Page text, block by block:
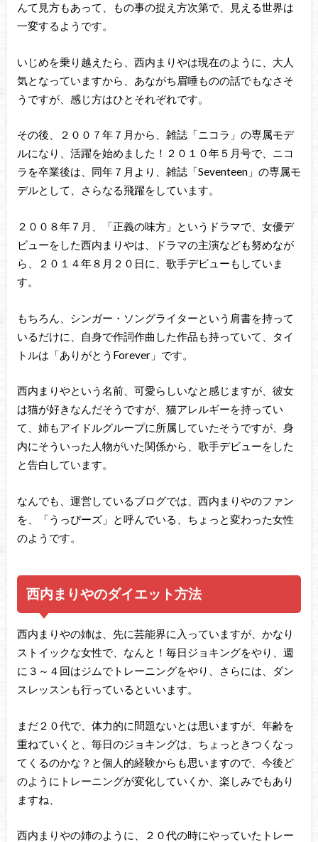
んて見方もあって、もの事の捉え方次第で、見える世界は
一変するようです。
いじめを乗り越えたら、西内まりやは現在のように、大人
気となっていますから、あながち眉唾ものの話でもなさそ
うですが、感じ方はひとそれぞれです。
その後、２００７年７月から、雑誌「ニコラ」の専属モデ
ルになり、活躍を始めました！２０１０年５月号で、ニコ
ラを卒業後は、同年７月より、雑誌「Seventeen」の専属モ
デルとして、さらなる飛躍をしています。
２００８年７月、「正義の味方」というドラマで、女優デ
ビューをした西内まりやは、ドラマの主演なども努めなが
ら、２０１４年８月２０日に、歌手デビューもしていま
す。
もちろん、シンガー・ソングライターという肩書を持って
いるだけに、自身で作詞作曲した作品も持っていて、タイ
トルは「ありがとうForever」です。
西内まりやという名前、可愛らしいなと感じますが、彼女
は猫が好きなんだそうですが、猫アレルギーを持ってい
て、姉もアイドルグループに所属していたそうですが、身
内にそういった人物がいた関係から、歌手デビューをした
と告白しています。
なんでも、運営しているブログでは、西内まりやのファン
を、「うっぴーズ」と呼んでいる、ちょっと変わった女性
のようです。
西内まりやのダイエット方法
西内まりやの姉は、先に芸能界に入っていますが、かなり
ストイックな女性で、なんと！毎日ジョキングをやり、週
に３～４回はジムでトレーニングをやり、さらには、ダン
スレッスンも行っているといいます。
まだ２０代で、体力的に問題ないとは思いますが、年齢を
重ねていくと、毎日のジョキングは、ちょっときつくなっ
てくるのかな？と個人的経験からも思いますので、今後ど
のようにトレーニングが変化していくか、楽しみでもあり
ますね、
西内まりやの姉のように、２０代の時にやっていたトレー